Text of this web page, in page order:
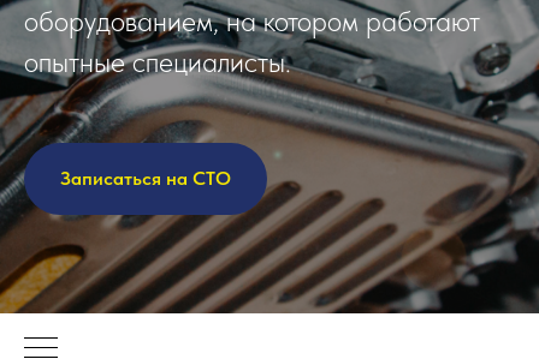
оборудованием, на котором работают
опытные специалисты.
Записаться на СТО